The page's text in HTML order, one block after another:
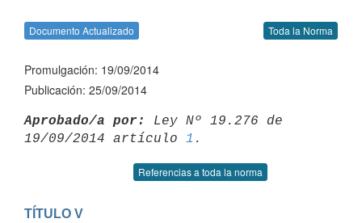
Documento Actualizado Toda la Norma
Promulgación: 19/09/2014
Publicación: 25/09/2014
Aprobado/a por:
Ley Nº 19.276 de
19/09/2014 artículo 1
Referencias a toda la norma
TÍTULO V